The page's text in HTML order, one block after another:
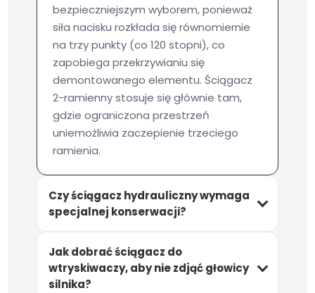
bezpieczniejszym wyborem, ponieważ
siła nacisku rozkłada się równomiernie
na trzy punkty (co 120 stopni), co
zapobiega przekrzywianiu się
demontowanego elementu. Ściągacz
2-ramienny stosuje się głównie tam,
gdzie ograniczona przestrzeń
uniemożliwia zaczepienie trzeciego
ramienia.
Czy ściągacz hydrauliczny wymaga
specjalnej konserwacji?
Jak dobrać ściągacz do
wtryskiwaczy, aby nie zdjąć głowicy
silnika?